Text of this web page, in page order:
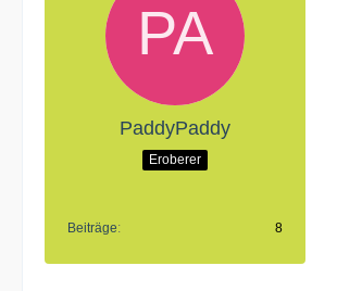
PaddyPaddy
Eroberer
Beiträge 8